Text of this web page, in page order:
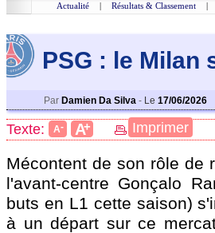
Actualité | Résultats & Classement |
PSG : le Milan
Par Damien Da Silva - Le 17/06/2026
Texte: A- A+ Imprimer
Mécontent de son rôle de
l'avant-centre Gonçalo
buts en L1 cette saison)
à un départ sur ce